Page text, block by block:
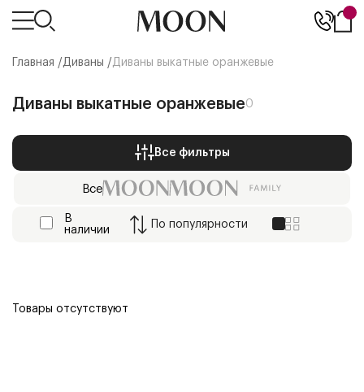
Главная /Диваны /Диваны выкатные оранжевые
Диваны выкатные оранжевые0
Все фильтры
Все
В
наличии
По популярности
Товары отсутствуют